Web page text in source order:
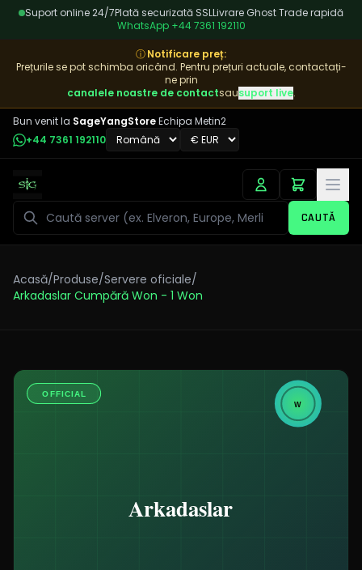
Suport online 24/7Plată securizată SSLLivrare Ghost Trade rapidă
WhatsApp +44 7361 192110
ⓘNotificare preț:
Prețurile se pot schimba oricând. Pentru prețuri actuale, contactați-
ne prin
canalele noastre de contactsausuport live.
Bun venit la SageYangStoreEchipa Metin2
+44 7361 192110
Caută CAUTĂ
Acasă/Produse/Servere oficiale/
Arkadaslar Cumpără Won - 1 Won